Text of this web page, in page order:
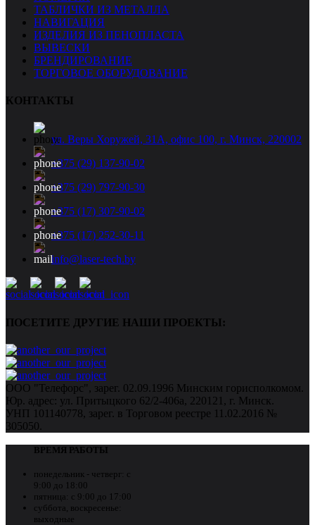
ТАБЛИЧКИ ИЗ МЕТАЛЛА
НАВИГАЦИЯ
ИЗДЕЛИЯ ИЗ ПЕНОПЛАСТА
ВЫВЕСКИ
БРЕНДИРОВАНИЕ
ТОРГОВОЕ ОБОРУДОВАНИЕ
КОНТАКТЫ
ул. Веры Хоружей, 31А, офис 100, г. Минск, 220002
+375 (29) 137-90-02
+375 (29) 797-90-30
+375 (17) 307-90-02
+375 (17) 252-30-11
info@laser-tech.by
ПОСЕТИТЕ ДРУГИЕ НАШИ ПРОЕКТЫ:
ООО "Телефорс", зарег. 02.09.1996 Минским горисполкомом.
Юр. адрес: ул. Притыцкого 62/2-406а, 220121, г. Минск.
УНП 101140778, зарег. в Торговом реестре 11.02.2016 №
305050.
ВРЕМЯ РАБОТЫ
понедельник - четверг: с
9:00 до 18:00
пятница: с 9:00 до 17:00
суббота, воскресенье:
выходные